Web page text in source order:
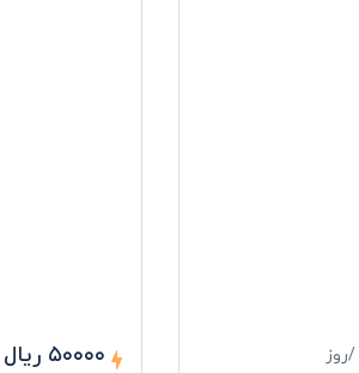
/روز ۵۰۰۰۰ ریال